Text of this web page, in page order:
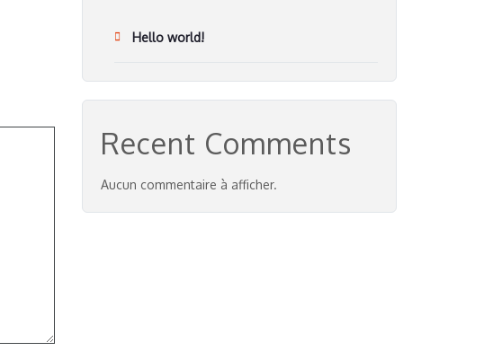
Hello world!
Recent Comments
Aucun commentaire à afficher.